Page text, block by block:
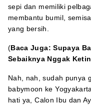
sepi dan memiliki
membantu bumil,
yang bersih.
(Baca Juga:Supaya
Sebaiknya Nggak
Nah, nah, sudah punya
babymoon ke
hati ya, Calon Ibu dan